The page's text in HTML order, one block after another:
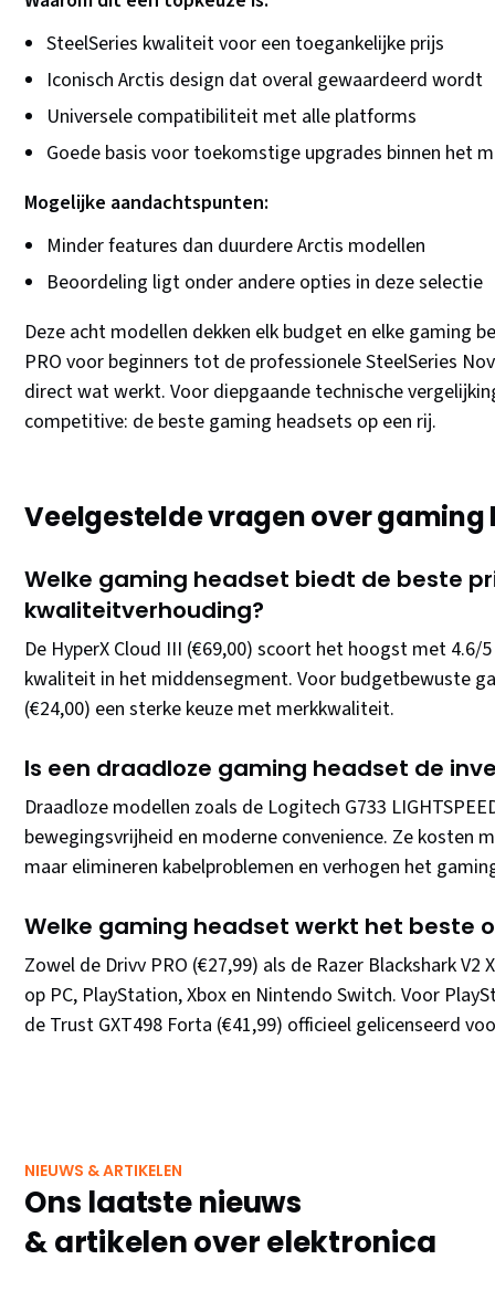
SteelSeries kwaliteit voor een toegankelijke prijs
Iconisch Arctis design dat overal gewaardeerd wordt
Universele compatibiliteit met alle platforms
Goede basis voor toekomstige upgrades binnen het
Mogelijke aandachtspunten:
Minder features dan duurdere Arctis modellen
Beoordeling ligt onder andere opties in deze selectie
Deze acht modellen dekken elk budget en elke gaming
PRO voor beginners tot de professionele SteelSeries
direct wat werkt. Voor diepgaande technische
competitive: de beste gaming headsets op een rij.
Veelgestelde vragen over gaming
Welke gaming headset biedt de beste
kwaliteitverhouding?
De HyperX Cloud III (€69,00) scoort het hoogst met 4.6/
kwaliteit in het middensegment. Voor budgetbewuste
(€24,00) een sterke keuze met merkkwaliteit.
Is een draadloze gaming headset de
Draadloze modellen zoals de Logitech G733
bewegingsvrijheid en moderne convenience. Ze kosten
maar elimineren kabelproblemen en verhogen het
Welke gaming headset werkt het beste
Zowel de Drivv PRO (€27,99) als de Razer Blackshark
op PC, PlayStation, Xbox en Nintendo Switch. Voor
de Trust GXT498 Forta (€41,99) officieel gelicenseerd
NIEUWS & ARTIKELEN
Ons laatste nieuws
& artikelen over elektronica